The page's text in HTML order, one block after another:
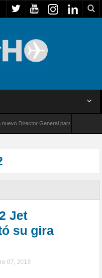
Director General para América Latina
Jet
su gira
07, 2018